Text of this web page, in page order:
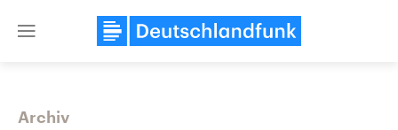
Close
Archiv